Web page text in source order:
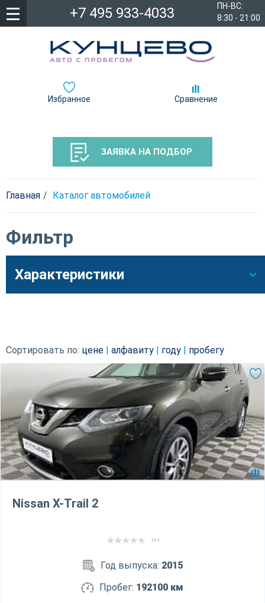
ПН-ВС:
8:30 - 21:00
+7 495 933-4033
Избранное Сравнение
ЗАЯВКА НА ПОДБОР
Главная Каталог автомобилей
Фильтр
Характеристики
Сортировать по: цене алфавиту году пробегу
Nissan X-Trail 2
( 0 )
Год выпуска: 2015
Пробег: 192100 км